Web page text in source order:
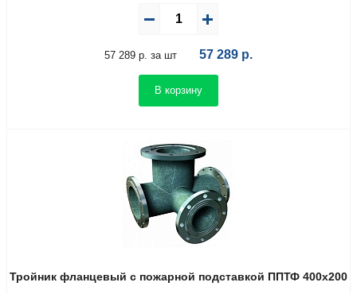
57 289 р. за шт 57 289 р.
В корзину
Тройник фланцевый с пожарной подставкой ППТФ 400х200